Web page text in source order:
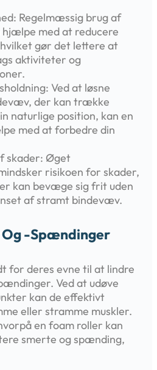
Regelmæssig brug af
med at reducere
gør det lettere at
aktiviteter og
Ved at løsne
der kan trække
naturlige position, kan en
med at forbedre din
skader: Øget
risikoen for skader,
kan bevæge sig frit uden
af stramt bindevæv.
Og -spændinger
for deres evne til at lindre
Ved at udøve
kan de effektivt
eller stramme muskler.
en foam roller kan
smerte og spænding,